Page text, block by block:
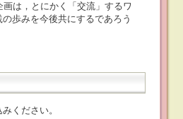
は，とにかく「交流」するワ
歩みを今後共にするであろう
ください。